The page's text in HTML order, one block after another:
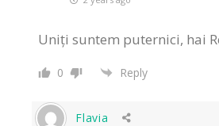
Uniți suntem puternici, hai
0 Reply
Flavia